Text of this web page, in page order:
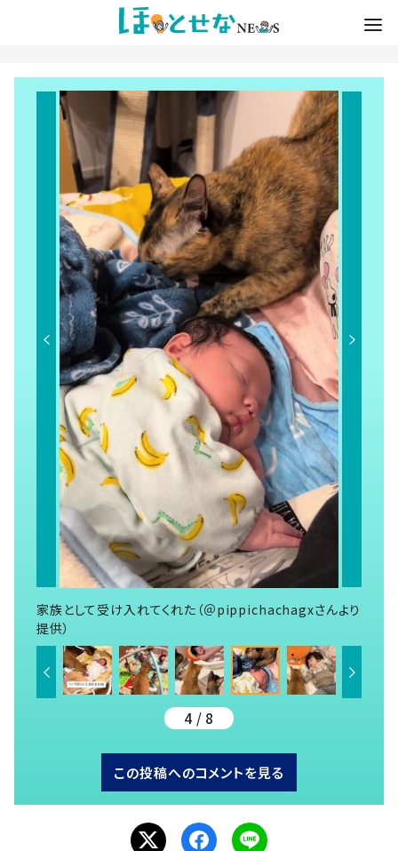
家族として受け入れてくれた（＠pippichachagxさんより
提供）
4 / 8
この投稿へのコメントを見る